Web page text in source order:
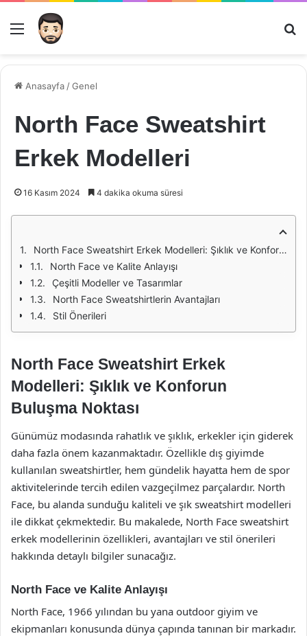
Menü
Anasayfa /Genel
North Face Sweatshirt
Erkek Modelleri
16 Kasım 2024 4 dakika okuma süresi
North Face Sweatshirt Erkek Modelleri: Şıklık ve Konforun Buluşma Noktası
North Face ve Kalite Anlayışı
Çeşitli Modeller ve Tasarımlar
North Face Sweatshirtlerin Avantajları
Stil Önerileri
North Face Sweatshirt Erkek
Modelleri: Şıklık ve Konforun
Buluşma Noktası
Günümüz modasında rahatlık ve şıklık, erkekler için giderek
daha fazla önem kazanmaktadır. Özellikle dış giyimde
kullanılan sweatshirtler, hem gündelik hayatta hem de spor
aktivitelerinde tercih edilen vazgeçilmez parçalardır. North
Face, bu alanda sunduğu kaliteli ve şık sweatshirt modelleri
ile dikkat çekmektedir. Bu makalede, North Face sweatshirt
erkek modellerinin özellikleri, avantajları ve stil önerileri
hakkında detaylı bilgiler sunacağız.
North Face ve Kalite Anlayışı
North Face, 1966 yılından bu yana outdoor giyim ve
ekipmanları konusunda dünya çapında tanınan bir markadır.